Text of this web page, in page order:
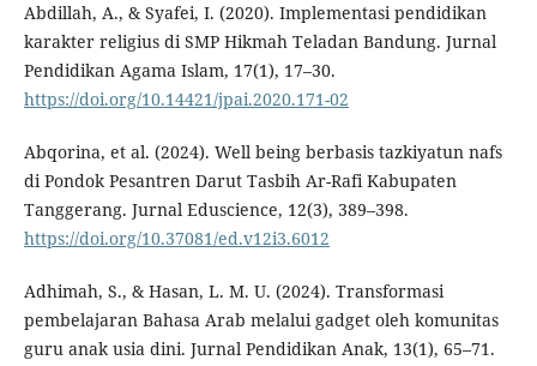
Abdillah, A., & Syafei, I. (2020). Implementasi pendidikan
karakter religius di SMP Hikmah Teladan Bandung. Jurnal
Pendidikan Agama Islam, 17(1), 17–30.
https://doi.org/10.14421/jpai.2020.171-02
Abqorina, et al. (2024). Well being berbasis tazkiyatun nafs
di Pondok Pesantren Darut Tasbih Ar-Rafi Kabupaten
Tanggerang. Jurnal Eduscience, 12(3), 389–398.
https://doi.org/10.37081/ed.v12i3.6012
Adhimah, S., & Hasan, L. M. U. (2024). Transformasi
pembelajaran Bahasa Arab melalui gadget oleh komunitas
guru anak usia dini. Jurnal Pendidikan Anak, 13(1), 65–71.